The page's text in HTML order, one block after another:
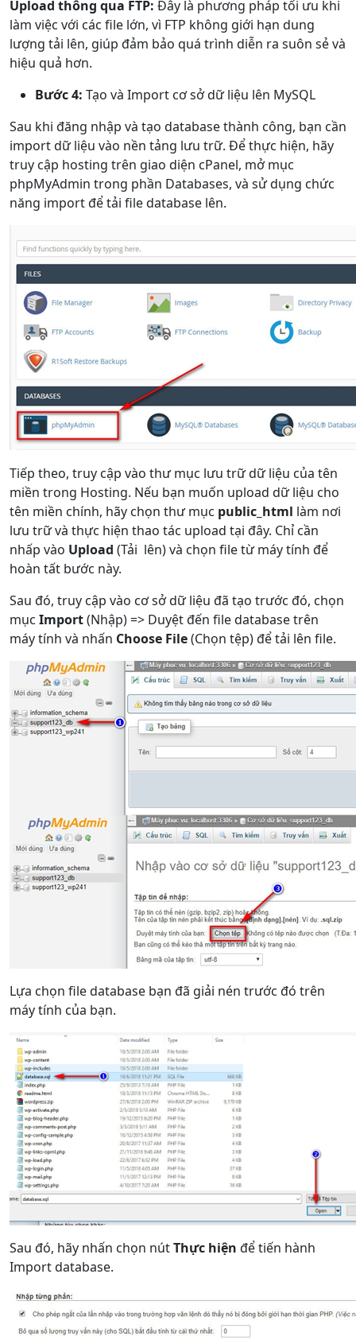
Upload thông qua FTP: Đây là phương pháp tối ưu khi
làm việc với các file lớn, vì FTP không giới hạn dung
lượng tải lên, giúp đảm bảo quá trình diễn ra suôn sẻ và
hiệu quả hơn.
Bước 4: Tạo và Import cơ sở dữ liệu lên MySQL
Sau khi đăng nhập và tạo database thành công, bạn cần
import dữ liệu vào nền tảng lưu trữ. Để thực hiện, hãy
truy cập hosting trên giao diện cPanel, mở mục
phpMyAdmin trong phần Databases, và sử dụng chức
năng import để tải file database lên.
Tiếp theo, truy cập vào thư mục lưu trữ dữ liệu của tên
miền trong Hosting. Nếu bạn muốn upload dữ liệu cho
tên miền chính, hãy chọn thư mục public_html làm nơi
lưu trữ và thực hiện thao tác upload tại đây. Chỉ cần
nhấp vào Upload (Tải lên) và chọn file từ máy tính để
hoàn tất bước này.
Sau đó, truy cập vào cơ sở dữ liệu đã tạo trước đó, chọn
mục Import(Nhập) => Duyệt đến file database trên
máy tính và nhấn Choose File(Chọn tệp) để tải lên file.
Lựa chọn file database bạn đã giải nén trước đó trên
máy tính của bạn.
Sau đó, hãy nhấn chọn nútThực hiện để tiến hành
Import database.